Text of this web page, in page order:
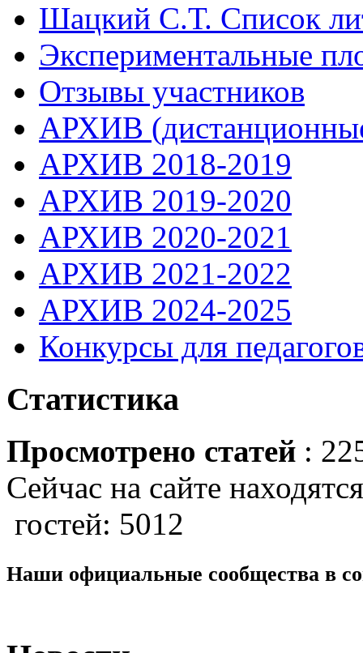
Шацкий С.Т. Список
Экспериментальные
Отзывы участников
АРХИВ
АРХИВ 2018-2019
АРХИВ 2019-2020
АРХИВ 2020-2021
АРХИВ 2021-2022
АРХИВ 2024-2025
Конкурсы для
Статистика
Просмотрено статей :
Сейчас на сайте
гостей: 5012
Наши официальные сообщества в